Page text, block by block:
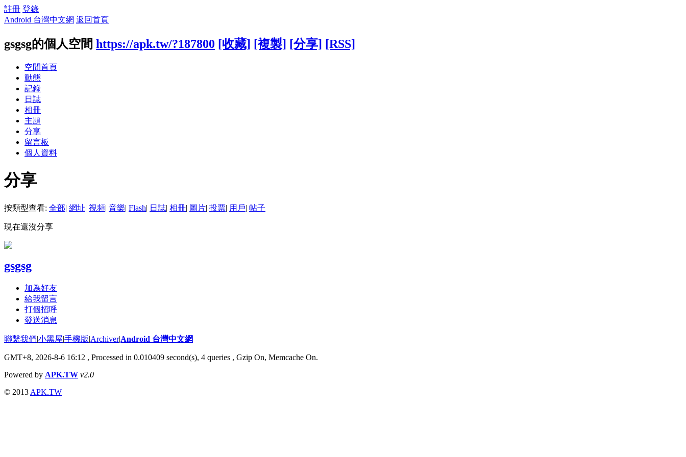
註冊 登錄
Android 台灣中文網 返回首頁
gsgsg的個人空間 https://apk.tw/?187800 [收藏] [複製] [分享] [RSS]
空間首頁
動態
記錄
日誌
相冊
主題
分享
留言板
個人資料
分享
按類型查看: 全部| 網址| 視頻| 音樂| Flash| 日誌| 相冊| 圖片| 投票| 用戶| 帖子
現在還沒分享
gsgsg
加為好友
給我留言
打個招呼
發送消息
聯繫我們|小黑屋|手機版|Archiver|Android 台灣中文網
GMT+8, 2026-8-6 16:12 , Processed in 0.010409 second(s), 4 queries , Gzip On, Memcache On.
Powered by APK.TW v2.0
© 2013 APK.TW